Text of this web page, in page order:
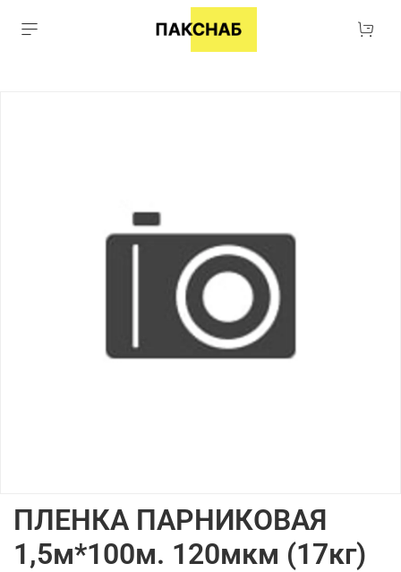
ПЛЕНКА ПАРНИКОВАЯ
1,5м*100м. 120мкм (17кг)